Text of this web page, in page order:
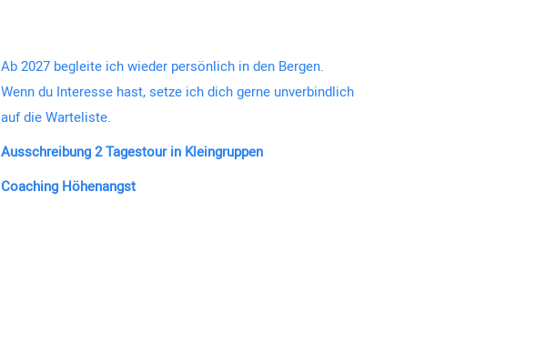
Ab 2027 begleite ich wieder persönlich in den Bergen.
Wenn du Interesse hast, setze ich dich gerne unverbindlich
auf die Warteliste.
Ausschreibung 2 Tagestour in Kleingruppen
Coaching Höhenangst